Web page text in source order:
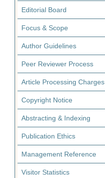
Editorial Board
Focus & Scope
Author Guidelines
Peer Reviewer Process
Article Processing Charges
Copyright Notice
Abstracting & Indexing
Publication Ethics
Management Reference
Visitor Statistics